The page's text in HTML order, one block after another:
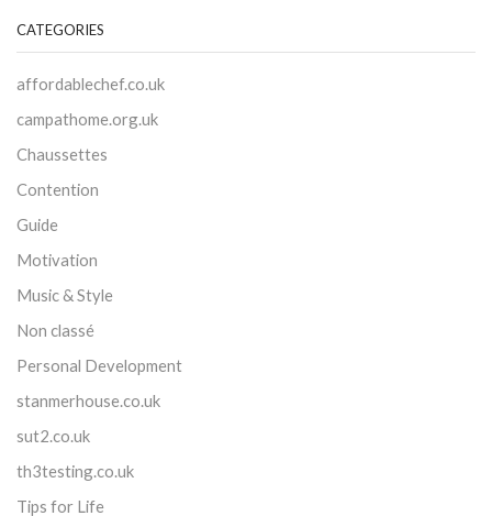
CATEGORIES
affordablechef.co.uk
campathome.org.uk
Chaussettes
Contention
Guide
Motivation
Music & Style
Non classé
Personal Development
stanmerhouse.co.uk
sut2.co.uk
th3testing.co.uk
Tips for Life